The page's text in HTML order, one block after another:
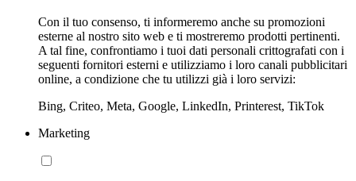
Con il tuo consenso, ti informeremo anche su promozioni
esterne al nostro sito web e ti mostreremo prodotti pertinenti.
A tal fine, confrontiamo i tuoi dati personali crittografati con i
seguenti fornitori esterni e utilizziamo i loro canali pubblicitari
online, a condizione che tu utilizzi già i loro servizi:
Bing, Criteo, Meta, Google, LinkedIn, Printerest, TikTok
Marketing